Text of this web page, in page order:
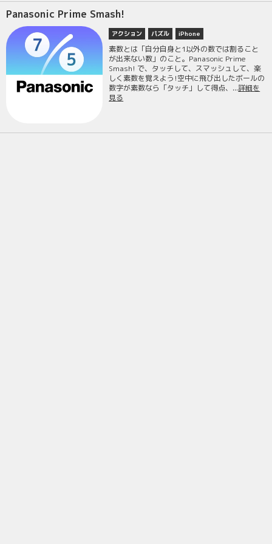
Panasonic Prime Smash!
アクション パズル iPhone
素数とは「自分自身と1以外の数では割ること
が出来ない数」のこと。Panasonic Prime
Smash! で、タッチして、スマッシュして、楽
しく素数を覚えよう!空中に飛び出したボールの
数字が素数なら「タッチ」して得点、...詳細を
見る